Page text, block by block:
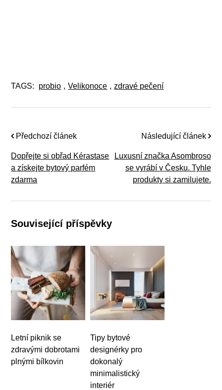
TAGS: probio , Velikonoce , zdravé pečení
Předchozí článek
Dopřejte si obřad Kérastase
a získejte bytový parfém
zdarma
Následující článek
Luxusní značka Asombroso
se vyrábí v Česku. Tyhle
produkty si zamilujete.
Související příspěvky
Letní piknik se
zdravými dobrotami
plnými bílkovin
Tipy bytové
designérky pro
dokonalý
minimalistický
interiér